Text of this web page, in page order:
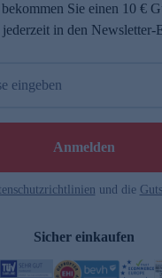
Sie einen 10 €
in den Newsletter-
eingeben
Anmelden
und die
Sicher einkaufen